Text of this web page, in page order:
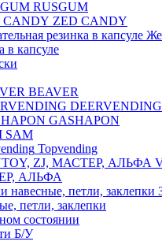
RUSGUM
ZED CANDY
в капсуле
BEAVER
DEERVENDING
GASHAPON
SAM
Topvending
АЛЬФА
петли, заклепки
состоянии
Б/У